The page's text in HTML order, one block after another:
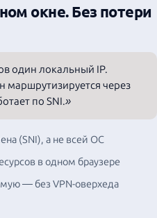
окне. Без потери
один локальный IP.
через
по SNI.»
(SNI), а не всей ОС
в одном браузере
— без VPN-оверхеда